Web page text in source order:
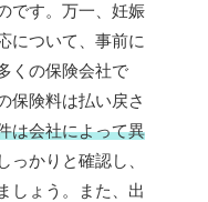
です。万一、妊娠
について、事前に
くの保険会社で
保険料は払い戻さ
は会社によって異
っかりと確認し、
しょう。また、出